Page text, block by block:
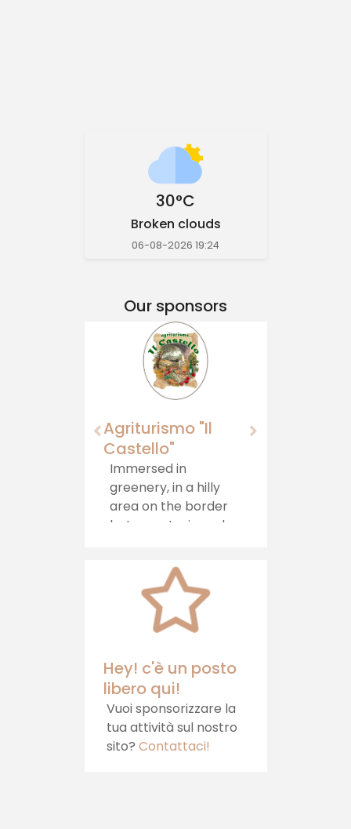
30°C
Broken clouds
06-08-2026 19:24
Our sponsors
Agriturismo "Il
Castello"
Immersed in
greenery, in a hilly
area on the border
between Lazio and
Agriturismo il
Castello, which
offers hospitality,
healthy food and
relaxation
Hey! c'è un posto
libero qui!
Vuoi sponsorizzare la
tua attività sul nostro
sito? Contattaci!